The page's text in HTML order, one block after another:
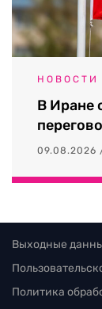
НОВОСТИ
В Иране
09.08.2026
Выходные
Политика